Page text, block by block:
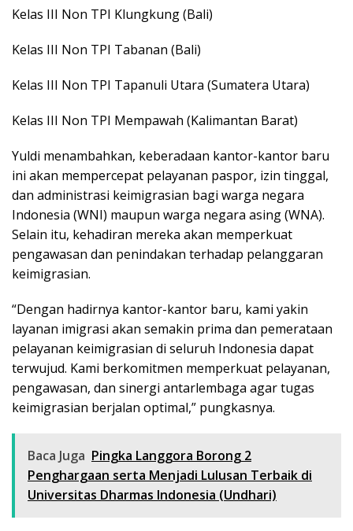
Kelas III Non TPI Klungkung (Bali)
Kelas III Non TPI Tabanan (Bali)
Kelas III Non TPI Tapanuli Utara (Sumatera Utara)
Kelas III Non TPI Mempawah (Kalimantan Barat)
Yuldi menambahkan, keberadaan kantor-kantor baru
ini akan mempercepat pelayanan paspor, izin tinggal,
dan administrasi keimigrasian bagi warga negara
Indonesia (WNI) maupun warga negara asing (WNA).
Selain itu, kehadiran mereka akan memperkuat
pengawasan dan penindakan terhadap pelanggaran
keimigrasian.
“Dengan hadirnya kantor-kantor baru, kami yakin
layanan imigrasi akan semakin prima dan pemerataan
pelayanan keimigrasian di seluruh Indonesia dapat
terwujud. Kami berkomitmen memperkuat pelayanan,
pengawasan, dan sinergi antarlembaga agar tugas
keimigrasian berjalan optimal,” pungkasnya.
Baca Juga Pingka Langgora Borong 2
Penghargaan serta Menjadi Lulusan Terbaik di
Universitas Dharmas Indonesia (Undhari)